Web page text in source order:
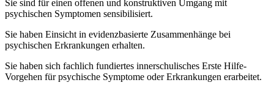
Sie sind für einen offenen und konstruktiven Umgang mit
psychischen Symptomen sensibilisiert.
Sie haben Einsicht in evidenzbasierte Zusammenhänge bei
psychischen Erkrankungen erhalten.
Sie haben sich fachlich fundiertes innerschulisches Erste Hilfe-
Vorgehen für psychische Symptome oder Erkrankungen erarbeitet.